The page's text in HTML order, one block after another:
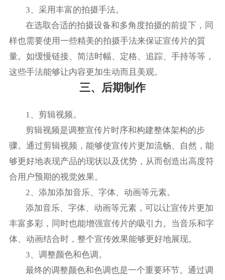
3、采用丰富的拍摄手法。
在选取合适的拍摄设备和多角度拍摄的前提下，同
样也需要使用一些精美的拍摄手法来保证宣传片的質
量。如缓慢链接、简洁时幅、定格、追踪、手持等等，
这些手法能够让内容更加生动而且美观。
三、后期制作
1、剪辑视频。
剪辑视频是调整宣传片时序和构建整体架构的步
骤。通过剪辑视频，能够使宣传片更加流畅、自然，能
够更好地表现产品的现状以及优势，从而创造出高度符
合用户预期的视觉效果。
2、添加添加音乐、字体、动画等元素。
添加音乐、字体、动画等元素，可以让宣传片更加
丰富多彩，同时也能增强宣传片的吸引力。当音乐和字
体、动画结合时，整个宣传效果能够更好地展现。
3、调整颜色和色调。
最终的调整颜色和色调也是一个重要环节。通过调